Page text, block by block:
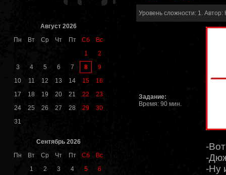
Август 2026
Пн
Вт Ср Чт Пт Сб
Вс
1
2
3
4 5 6 7 8
9
10
11 12 13 14 15
16
17
18 19 20 21 22
23
24
25 26 27 28 29
30
31
Сентябрь 2026
Пн
Вт Ср Чт Пт Сб
Вс
1
2 3 4 5
6
Уровень сложности: 1. Автор:
Задание:
Время: 90 мин.
-
-
-Ну